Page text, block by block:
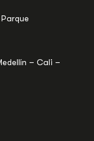
– Cali –